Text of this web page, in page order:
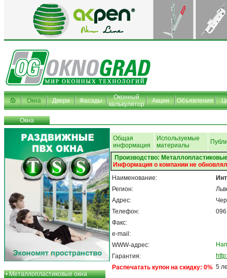
Окна Двери Фасады
Оконный
калькулятор
Акции Объявления
Окна
•Металлопластиковые окна
Общая
информация
Используемые
материалы
Производство:
Информация о компании не
Наименование:
Регион:
Адрес:
Телефон:
Факс:
e-mail:
WWW-адрес:
Гарантия:
Распечатать купон на скидку: 0% 5